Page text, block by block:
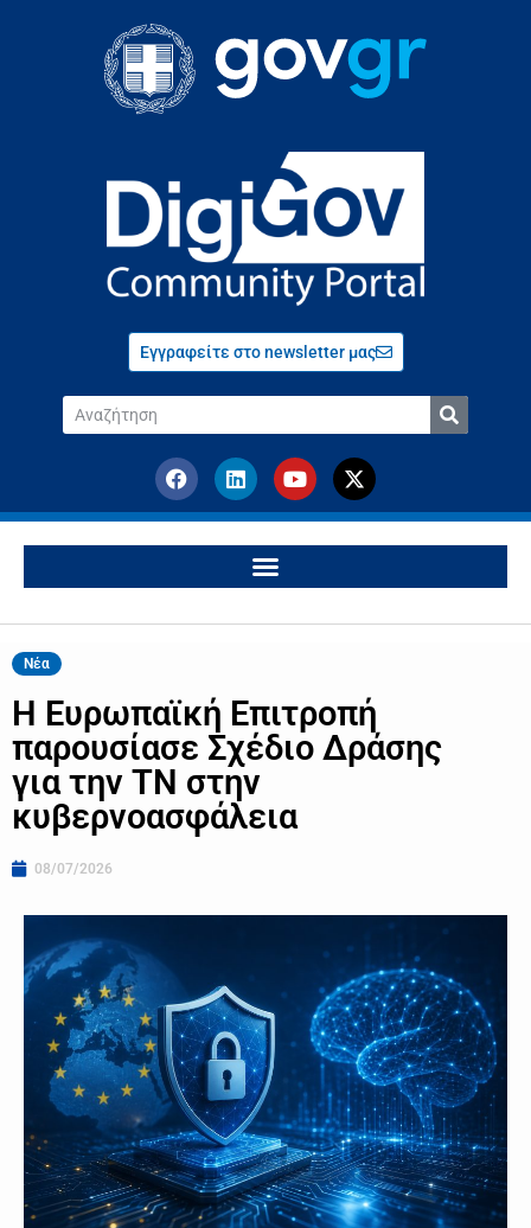
Εγγραφείτε στο newsletter μας
Νέα
Η Ευρωπαϊκή Επιτροπή
παρουσίασε Σχέδιο Δράσης
για την ΤΝ στην
κυβερνοασφάλεια
08/07/2026